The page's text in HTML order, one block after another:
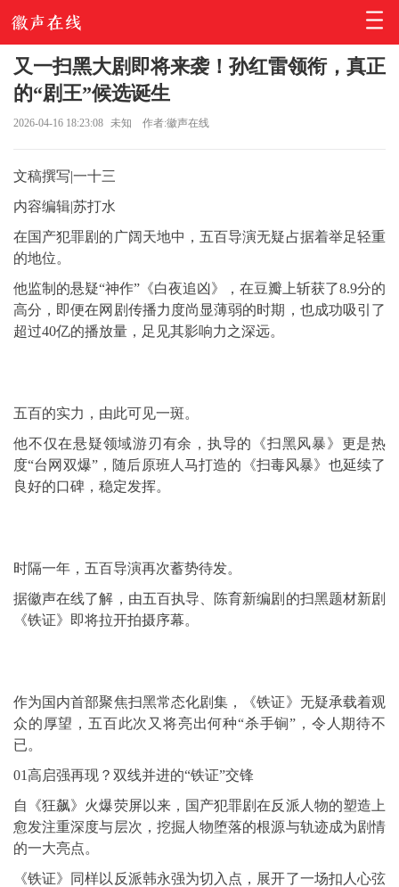
又一扫黑大剧即将来袭！孙红雷领衔，真正
的“剧王”候选诞生
2026-04-16 18:23:08 未知 作者:徽声在线
文稿撰写|一十三
内容编辑|苏打水
在国产犯罪剧的广阔天地中，五百导演无疑占据着举足轻重
的地位。
他监制的悬疑“神作”《白夜追凶》，在豆瓣上斩获了8.9分的
高分，即便在网剧传播力度尚显薄弱的时期，也成功吸引了
超过40亿的播放量，足见其影响力之深远。
五百的实力，由此可见一斑。
他不仅在悬疑领域游刃有余，执导的《扫黑风暴》更是热
度“台网双爆”，随后原班人马打造的《扫毒风暴》也延续了
良好的口碑，稳定发挥。
时隔一年，五百导演再次蓄势待发。
据徽声在线了解，由五百执导、陈育新编剧的扫黑题材新剧
《铁证》即将拉开拍摄序幕。
作为国内首部聚焦扫黑常态化剧集，《铁证》无疑承载着观
众的厚望，五百此次又将亮出何种“杀手锏”，令人期待不
已。
01高启强再现？双线并进的“铁证”交锋
自《狂飙》火爆荧屏以来，国产犯罪剧在反派人物的塑造上
愈发注重深度与层次，挖掘人物堕落的根源与轨迹成为剧情
的一大亮点。
《铁证》同样以反派韩永强为切入点，展开了一场扣人心弦